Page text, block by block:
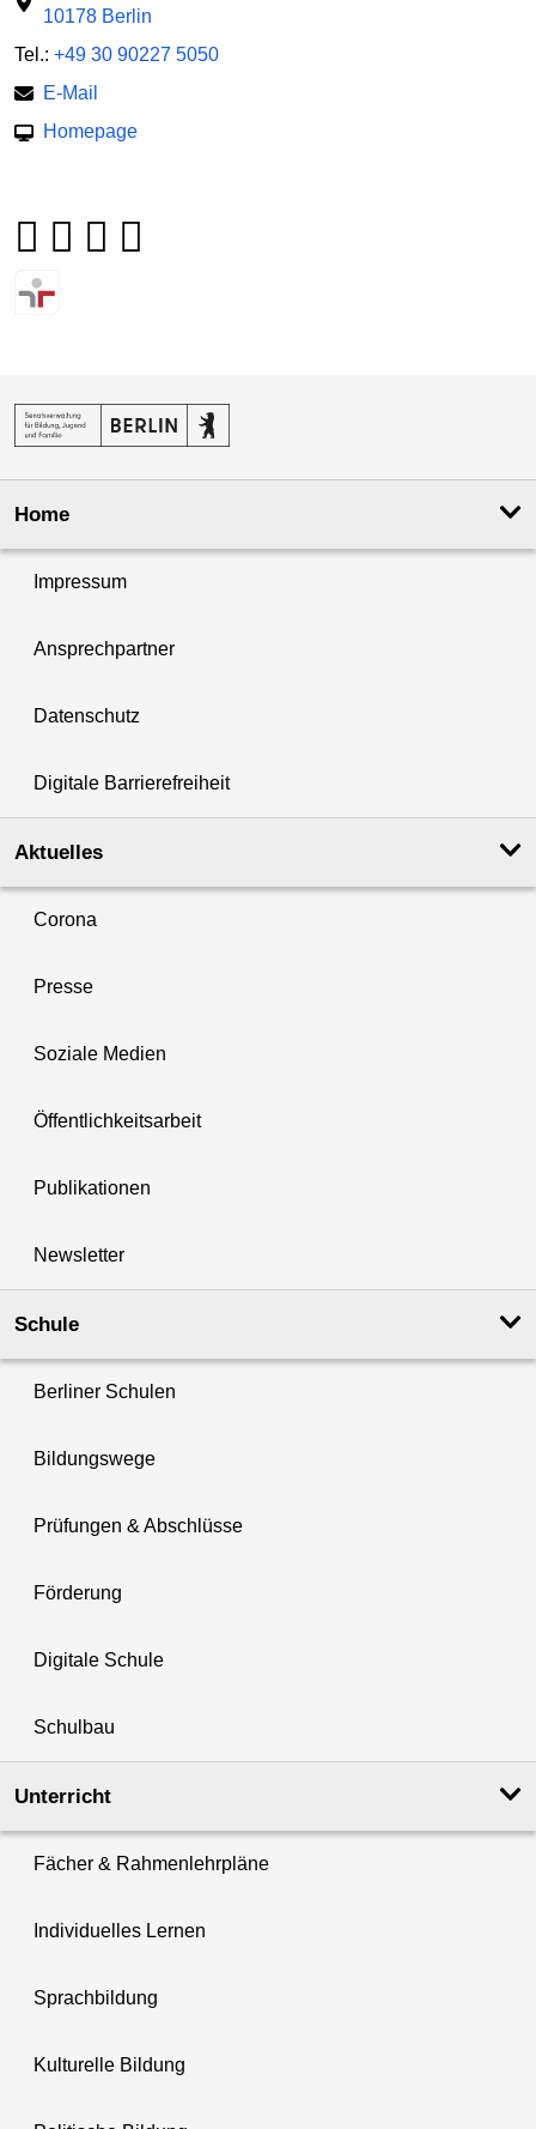
10178 Berlin
Tel.: +49 30 90227 5050
E-Mail
Homepage
Home
Impressum
Ansprechpartner
Datenschutz
Digitale Barrierefreiheit
Aktuelles
Corona
Presse
Soziale Medien
Öffentlichkeitsarbeit
Publikationen
Newsletter
Schule
Berliner Schulen
Bildungswege
Prüfungen & Abschlüsse
Förderung
Digitale Schule
Schulbau
Unterricht
Fächer & Rahmenlehrpläne
Individuelles Lernen
Sprachbildung
Kulturelle Bildung